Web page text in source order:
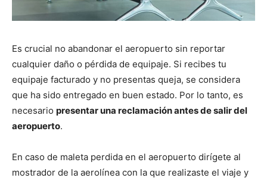
Es crucial no abandonar el aeropuerto sin reportar
cualquier daño o pérdida de equipaje. Si recibes tu
equipaje facturado y no presentas queja, se considera
que ha sido entregado en buen estado. Por lo tanto, es
necesario presentar una reclamación antes de salir del
aeropuerto.
En caso de maleta perdida en el aeropuerto dirígete al
mostrador de la aerolínea con la que realizaste el viaje y